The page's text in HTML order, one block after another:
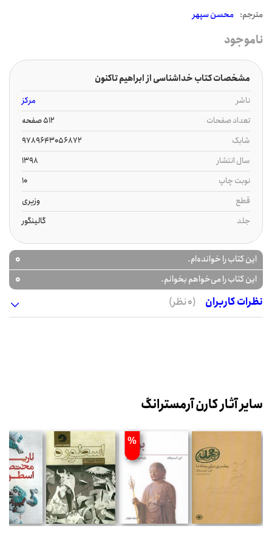
مترجم: محسن سپهر
ناموجود
مشخصات کتاب خداشناسی از ابراهیم تاکنون
ناشر
مرکز
تعداد صفحات
512 صفحه
شابک
9789643056872
سال انتشار
1398
نوبت چاپ
10
قطع
وزیری
جلد
گالینگور
این کتاب را خوانده‌ام. 0
این کتاب را می‌خواهم بخوانم.
0
نظرات کاربران
(0 نظر)
سایر آثار کارن آرمسترانگ
%